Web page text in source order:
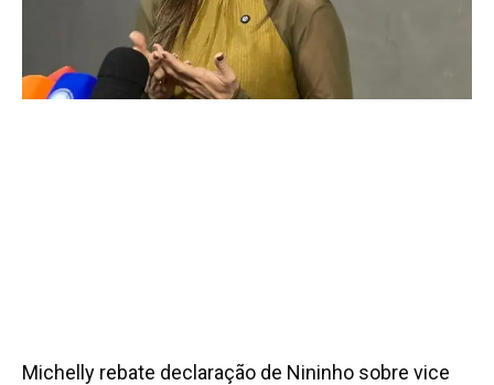
Michelly rebate declaração de Nininho sobre vice